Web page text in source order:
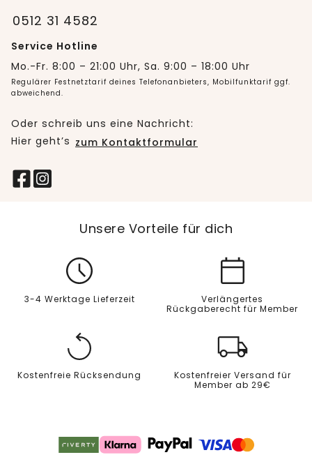
0512 31 4582
Service Hotline
Mo.-Fr. 8:00 – 21:00 Uhr, Sa. 9:00 – 18:00 Uhr
Regulärer Festnetztarif deines Telefonanbieters, Mobilfunktarif ggf.
abweichend.
Oder schreib uns eine Nachricht:
Hier geht’s zum Kontaktformular
Unsere Vorteile für dich
3-4 Werktage Lieferzeit
Verlängertes
Rückgaberecht für Member
Kostenfreie Rücksendung
Kostenfreier Versand für
Member ab 29€